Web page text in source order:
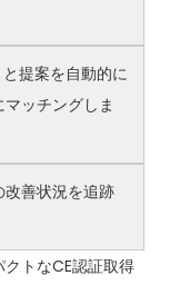
提案を自動的に
ッチングしま
善状況を追跡
トなCE認証取得